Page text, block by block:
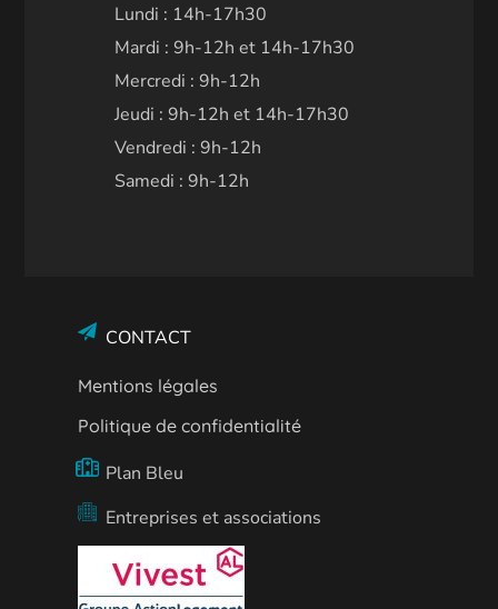
Lundi : 14h-17h30
Mardi : 9h-12h et 14h-17h30
Mercredi : 9h-12h
Jeudi : 9h-12h et 14h-17h30
Vendredi : 9h-12h
Samedi : 9h-12h
CONTACT
Mentions légales
Politique de confidentialité
Plan Bleu
Entreprises et associations